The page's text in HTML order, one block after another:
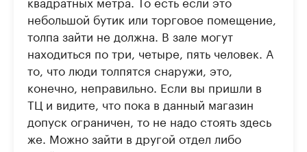
небольшой бутик или торговое помещение,
толпа зайти не должна. В зале могут
находиться по три, четыре, пять человек. А
то, что люди толпятся снаружи, это,
конечно, неправильно. Если вы пришли в
ТЦ и видите, что пока в данный магазин
допуск ограничен, то не надо стоять здесь
же. Можно зайти в другой отдел либо